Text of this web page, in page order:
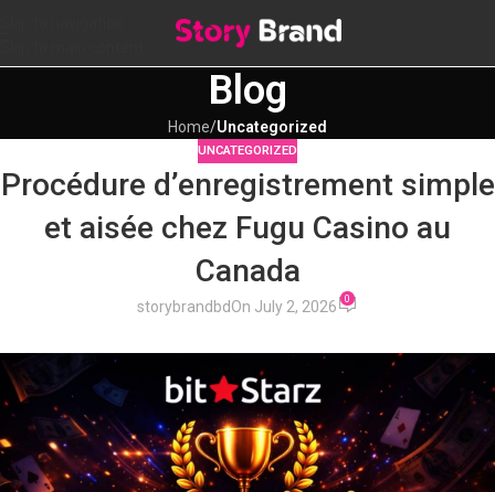
Blog
Home/Uncategorized
UNCATEGORIZED
Procédure d’enregistrement simple
et aisée chez Fugu Casino au
Canada
storybrandbdOn July 2, 2026 0